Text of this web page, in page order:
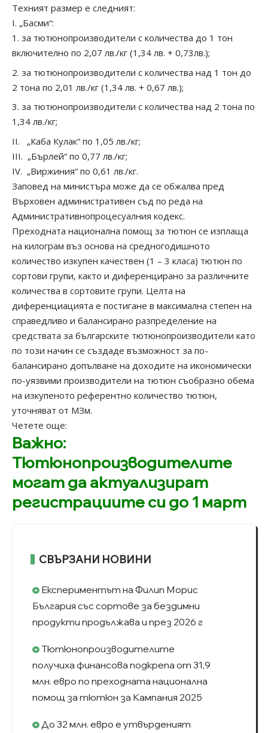
Техният размер е следният:
І. „Басми“:
за тютюнопроизводители с количества до 1 тон
включително по 2,07 лв./кг (1,34 лв. + 0,73лв.);
за тютюнопроизводители с количества над 1 тон до
2 тона по 2,01 лв./кг (1,34 лв. + 0,67 лв.);
за тютюнопроизводители с количества над 2 тона по
1,34 лв./кг;
ІІ. „Каба Кулак“ по 1,05 лв./кг;
ІІІ. „Бърлей“ по 0,77 лв./кг;
ІV. „Виржиния“ по 0,61 лв./кг.
Заповед на министъра може да се обжалва пред
Върховен административен съд по реда на
Административнопроцесуалния кодекс.
Преходната национална помощ за тютюн се изплаща
на килограм въз основа на средногодишното
количество изкупен качествен (1 – 3 класа) тютюн по
сортови групи, както и диференцирано за различните
количества в сортовите групи. Целта на
диференциацията е постигане в максимална степен на
справедливо и балансирано разпределение на
средствата за българските тютюнопроизводители като
по този начин се създаде възможност за по-
балансирано допълване на доходите на икономически
по-уязвими производители на тютюн съобразно обема
на изкупеното референтно количество тютюн,
уточняват от МЗм.
Четете още:
Важно:
Тютюнопроизводителите
могат да актуализират
регистрациите си до 1 март
СВЪРЗАНИ НОВИНИ
Експериментът на Филип Морис
България със сортове за бездимни
продукти продължава и през 2026 г
Тютюнопроизводителите
получиха финансова подкрепа от 31,9
млн. евро по преходната национална
помощ за тютюн за Кампания 2025
До 32 млн. евро е утвърденият